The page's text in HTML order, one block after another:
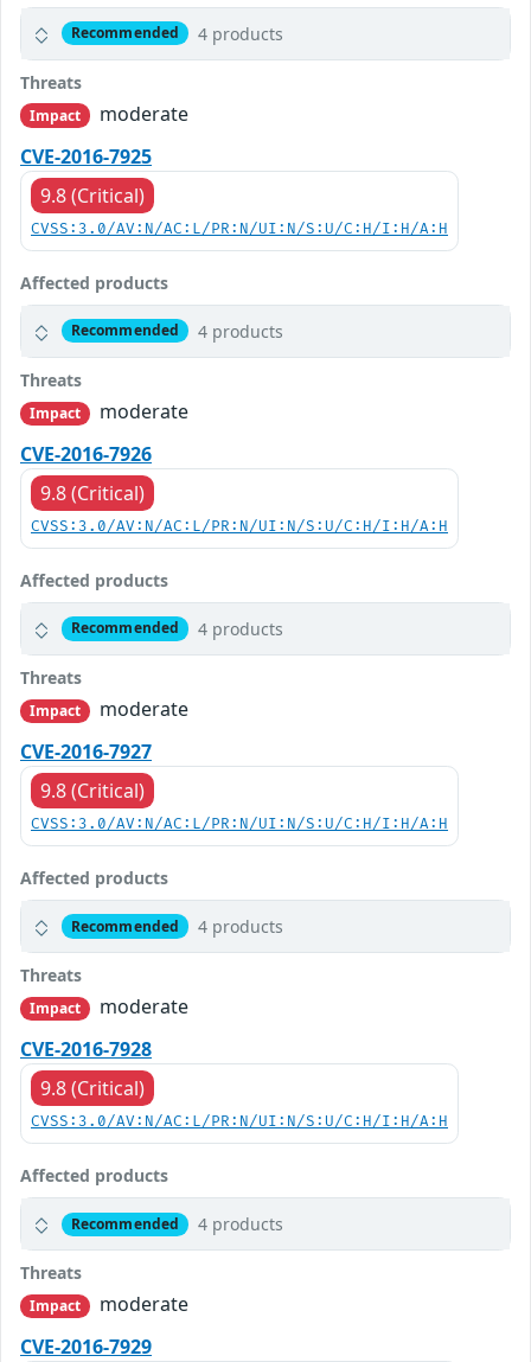
Recommended 4 products
Threats
Impact
moderate
CVE-2016-7925
9.8 (Critical)
CVSS:3.0/AV:N/AC:L/PR:N/UI:N/S:U/C:H/I:H/A:H
Affected products
Recommended 4 products
Threats
Impact
moderate
CVE-2016-7926
9.8 (Critical)
CVSS:3.0/AV:N/AC:L/PR:N/UI:N/S:U/C:H/I:H/A:H
Affected products
Recommended 4 products
Threats
Impact
moderate
CVE-2016-7927
9.8 (Critical)
CVSS:3.0/AV:N/AC:L/PR:N/UI:N/S:U/C:H/I:H/A:H
Affected products
Recommended 4 products
Threats
Impact
moderate
CVE-2016-7928
9.8 (Critical)
CVSS:3.0/AV:N/AC:L/PR:N/UI:N/S:U/C:H/I:H/A:H
Affected products
Recommended 4 products
Threats
Impact
moderate
CVE-2016-7929